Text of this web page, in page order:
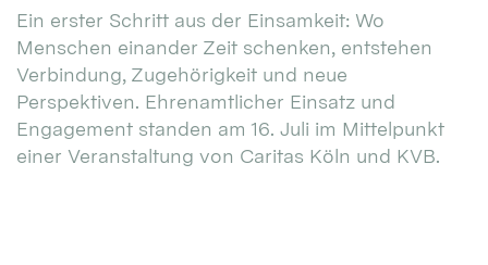
Ein erster Schritt aus der Einsamkeit: Wo
Menschen einander Zeit schenken, entstehen
Verbindung, Zugehörigkeit und neue
Perspektiven. Ehrenamtlicher Einsatz und
Engagement standen am 16. Juli im Mittelpunkt
einer Veranstaltung von Caritas Köln und KVB.